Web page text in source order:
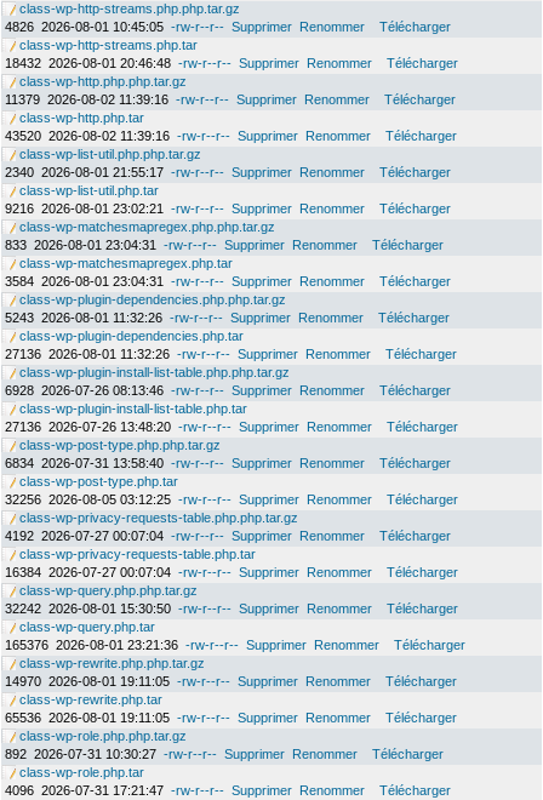
class-wp-http-streams.php.php.tar.gz
4826 2026-08-01 10:45:05 -rw-r--r-- Supprimer Renommer
Télécharger
class-wp-http-streams.php.tar
18432 2026-08-01 20:46:48 -rw-r--r-- Supprimer Renommer
Télécharger
class-wp-http.php.php.tar.gz
11379 2026-08-02 11:39:16 -rw-r--r-- Supprimer Renommer
Télécharger
class-wp-http.php.tar
43520 2026-08-02 11:39:16 -rw-r--r-- Supprimer Renommer
Télécharger
class-wp-list-util.php.php.tar.gz
2340 2026-08-01 21:55:17 -rw-r--r-- Supprimer Renommer
Télécharger
class-wp-list-util.php.tar
9216 2026-08-01 23:02:21 -rw-r--r-- Supprimer Renommer
Télécharger
class-wp-matchesmapregex.php.php.tar.gz
833 2026-08-01 23:04:31 -rw-r--r-- Supprimer Renommer
Télécharger
class-wp-matchesmapregex.php.tar
3584 2026-08-01 23:04:31 -rw-r--r-- Supprimer Renommer
Télécharger
class-wp-plugin-dependencies.php.php.tar.gz
5243 2026-08-01 11:32:26 -rw-r--r-- Supprimer Renommer
Télécharger
class-wp-plugin-dependencies.php.tar
27136 2026-08-01 11:32:26 -rw-r--r-- Supprimer Renommer
Télécharger
class-wp-plugin-install-list-table.php.php.tar.gz
6928 2026-07-26 08:13:46 -rw-r--r-- Supprimer Renommer
Télécharger
class-wp-plugin-install-list-table.php.tar
27136 2026-07-26 13:48:20 -rw-r--r-- Supprimer Renommer
Télécharger
class-wp-post-type.php.php.tar.gz
6834 2026-07-31 13:58:40 -rw-r--r-- Supprimer Renommer
Télécharger
class-wp-post-type.php.tar
32256 2026-08-05 03:12:25 -rw-r--r-- Supprimer Renommer
Télécharger
class-wp-privacy-requests-table.php.php.tar.gz
4192 2026-07-27 00:07:04 -rw-r--r-- Supprimer Renommer
Télécharger
class-wp-privacy-requests-table.php.tar
16384 2026-07-27 00:07:04 -rw-r--r-- Supprimer Renommer
Télécharger
class-wp-query.php.php.tar.gz
32242 2026-08-01 15:30:50 -rw-r--r-- Supprimer Renommer
Télécharger
class-wp-query.php.tar
165376 2026-08-01 23:21:36 -rw-r--r-- Supprimer Renommer
Télécharger
class-wp-rewrite.php.php.tar.gz
14970 2026-08-01 19:11:05 -rw-r--r-- Supprimer Renommer
Télécharger
class-wp-rewrite.php.tar
65536 2026-08-01 19:11:05 -rw-r--r-- Supprimer Renommer
Télécharger
class-wp-role.php.php.tar.gz
892 2026-07-31 10:30:27 -rw-r--r-- Supprimer Renommer
Télécharger
class-wp-role.php.tar
4096 2026-07-31 17:21:47 -rw-r--r-- Supprimer Renommer Télécharger